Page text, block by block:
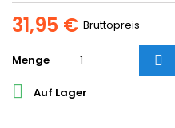
31,95 € Bruttopreis
Menge 
 Auf Lager